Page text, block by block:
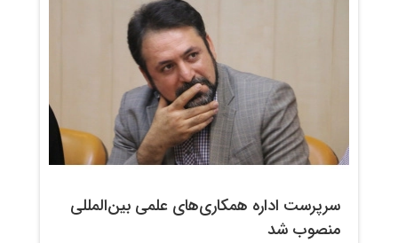
سرپرست اداره همکاری‌های علمی بین‌المللی
منصوب شد